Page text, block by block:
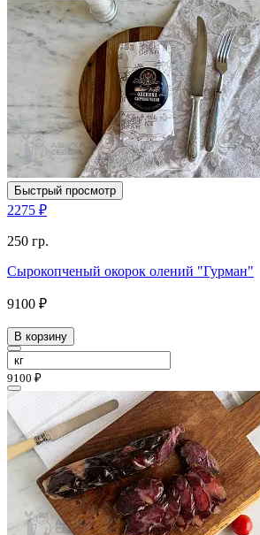
Быстрый просмотр
2275 ₽
250 гр.
Сырокопченый окорок олений "Гурман"
9100 ₽
В корзину
9100 ₽